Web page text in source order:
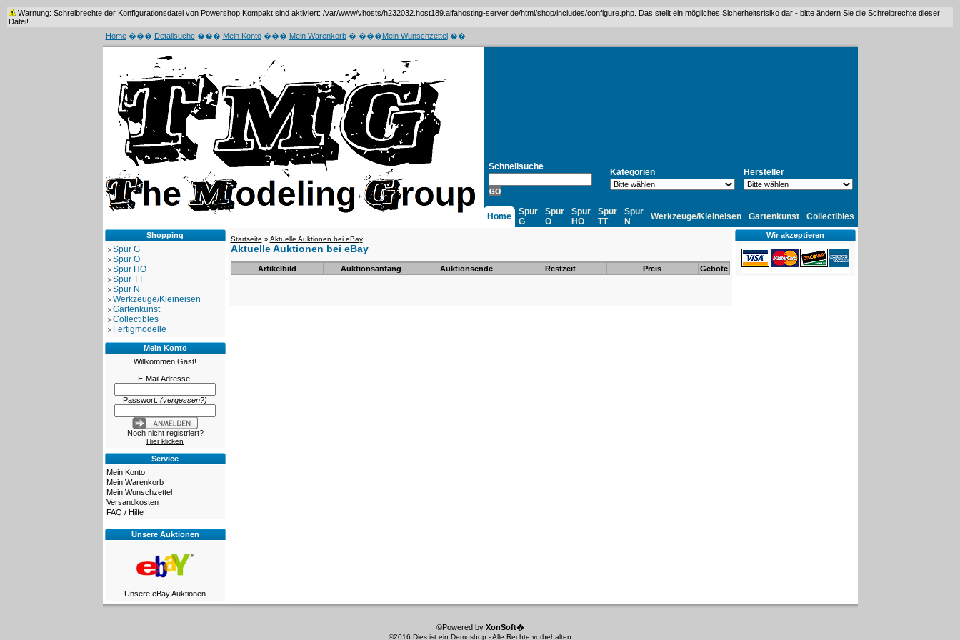
Warnung: Schreibrechte der Konfigurationsdatei von Powershop Kompakt sind aktiviert: /var/www/vhosts/h232032.host189.alfahosting-server.de/html/shop/includes/configure.php. Das stellt ein mögliches Sicherheitsrisiko dar - bitte ändern Sie die Schreibrechte dieser
Datei!
Home��� Detailsuche��� Mein Konto��� Mein Warenkorb� ���Mein Wunschzettel��
Schnellsuche
Kategorien Hersteller
Home
Spur
G
Spur
O
Spur
HO
Spur
TT
Spur
N
Werkzeuge/Kleineisen Gartenkunst Collectibles
Shopping
Spur G
Spur O
Spur HO
Spur TT
Spur N
Werkzeuge/Kleineisen
Gartenkunst
Collectibles
Fertigmodelle
Mein Konto
Willkommen Gast!
E-Mail Adresse:
Passwort: (vergessen?)
Noch nicht registriert?
Hier klicken
Service
Mein Konto
Mein Warenkorb
Mein Wunschzettel
Versandkosten
FAQ / Hilfe
Unsere Auktionen
Unsere eBay Auktionen
Startseite » Aktuelle Auktionen bei eBay
Aktuelle Auktionen bei eBay
Artikelbild Auktionsanfang Auktionsende Restzeit Preis Gebote
Wir akzeptieren
©Powered by XonSoft�
©2016 Dies ist ein Demoshop - Alle Rechte vorbehalten